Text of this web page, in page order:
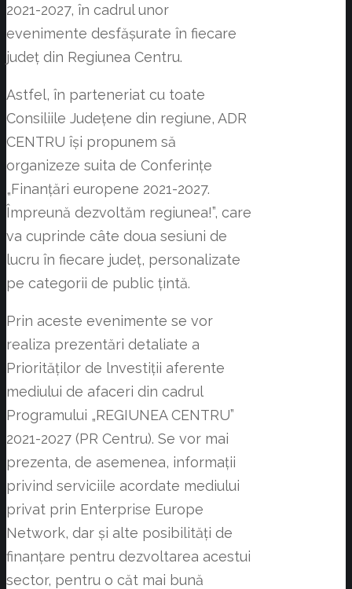
2021-2027, în cadrul unor
evenimente desfășurate în fiecare
județ din Regiunea Centru.
Astfel, în parteneriat cu toate
Consiliile Județene din regiune, ADR
CENTRU își propunem să
organizeze suita de Conferințe
„Finanțări europene 2021-2027.
Împreună dezvoltăm regiunea!”, care
va cuprinde câte doua sesiuni de
lucru în fiecare județ, personalizate
pe categorii de public țintă.
Prin aceste evenimente se vor
realiza prezentări detaliate a
Priorităților de lnvestiții aferente
mediului de afaceri din cadrul
Programului „REGIUNEA CENTRU”
2021-2027 (PR Centru). Se vor mai
prezenta, de asemenea, informații
privind serviciile acordate mediului
privat prin Enterprise Europe
Network, dar și alte posibilități de
finanțare pentru dezvoltarea acestui
sector, pentru o căt mai bună